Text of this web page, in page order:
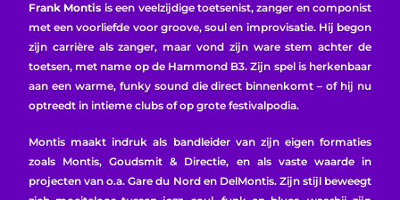
Frank Montis is een veelzijdige toetsenist, zanger en componist
met een voorliefde voor groove, soul en improvisatie. Hij begon
zijn carrière als zanger, maar vond zijn ware stem achter de
toetsen, met name op de Hammond B3. Zijn spel is herkenbaar
aan een warme, funky sound die direct binnenkomt – of hij nu
optreedt in intieme clubs of op grote festivalpodia.
Montis maakt indruk als bandleider van zijn eigen formaties
zoals Montis, Goudsmit & Directie, en als vaste waarde in
projecten van o.a. Gare du Nord en DelMontis. Zijn stijl beweegt